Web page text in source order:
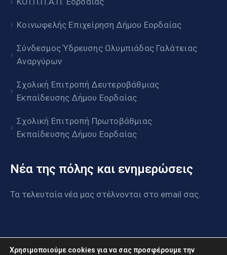
Κοινωφελής Επιχείρηση Δήμου Εορδαίας
Σύνδεσμος Ύδρευσης Ολυμπιάδας Γαλάτειας
Αναργύρων
Σχολική Επιτροπή Δευτεροβάθμιας
Εκπαίδευσης Δήμου Εορδαίας
Σχολική Επιτροπή Πρωτοβάθμιας
Εκπαίδευσης Δήμου Εορδαίας
Νέα της πόλης και ενημερώσεις
Τα τελευταία νέα μας στέλνονται στο email σας.
Χρησιμοποιούμε cookies για να σας προσφέρουμε την